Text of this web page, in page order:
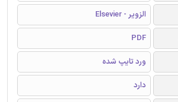
الزویر - Elsevier
PDF
ورد تایپ شده
دارد